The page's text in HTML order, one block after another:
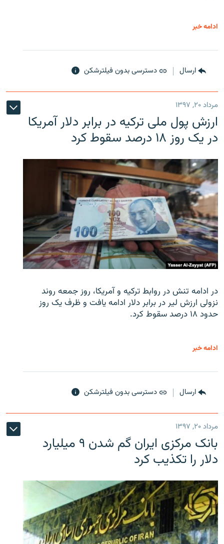
ادامه خبر
ارسال دسترسی بدون فیلترشکن
مرداد ۲۰, ۱۳۹۷
ارزش پول ملی ترکیه در برابر دلار آمریکا
در یک روز ۱۸ درصد سقوط کرد
در ادامه تنش در روابط ترکیه و آمریکا، روز جمعه روند
نزولی ارزش لیر در برابر دلار ادامه یافت و ظرف یک روز
حدود ۱۸ درصد سقوط کرد.
ادامه خبر
ارسال دسترسی بدون فیلترشکن
مرداد ۲۰, ۱۳۹۷
بانک مرکزی ایران گم شدن ۹ میلیارد
دلار را تکذیب کرد